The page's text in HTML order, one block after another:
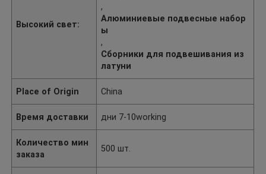
Высокий свет:
,
Алюминиевые подвесные набор
ы
,
Сборники для подвешивания из
латуни
Place of Origin China
Время доставки дни 7-10working
Количество мин
заказа
500 шт.